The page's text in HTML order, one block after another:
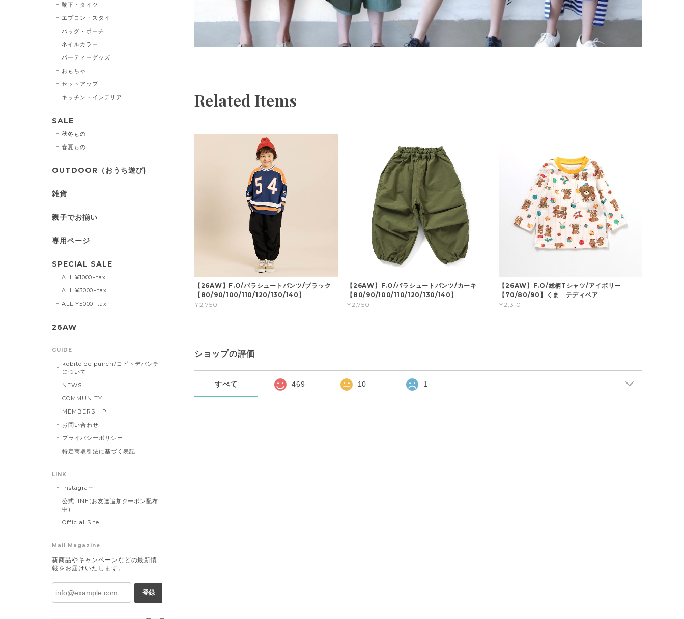
Related Items
【26AW】F.O/パラシュートパンツ/ブラック
【80/90/100/110/120/130/140】
¥2,750
【26AW】F.O/パラシュートパンツ/カーキ
【80/90/100/110/120/130/140】
¥2,750
【26AW】F.O/総柄Tシャツ/アイボリー
【70/80/90】くま テディベア
¥2,310
ショップの評価
すべて 469 10 1
靴下・タイツ
エプロン・スタイ
バッグ・ポーチ
ネイルカラー
パーティーグッズ
おもちゃ
セットアップ
キッチン・インテリア
SALE
秋冬もの
春夏もの
OUTDOOR（おうち遊び)
雑貨
親子でお揃い
専用ページ
SPECIAL SALE
ALL ¥1000+tax
ALL ¥3000+tax
ALL ¥5000+tax
26AW
GUIDE
kobito de punch/コビトデパンチ
について
NEWS
COMMUNITY
MEMBERSHIP
お問い合わせ
プライバシーポリシー
特定商取引法に基づく表記
LINK
Instagram
公式LINE(お友達追加クーポン配布
中)
Official Site
Mail Magazine
新商品やキャンペーンなどの最新情
報をお届けいたします。
登録